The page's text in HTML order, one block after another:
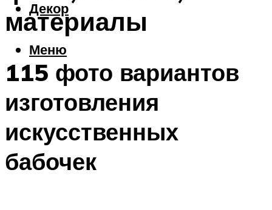
Декор
Меню
материалы
115 фото вариантов
изготовления
искусственных
бабочек